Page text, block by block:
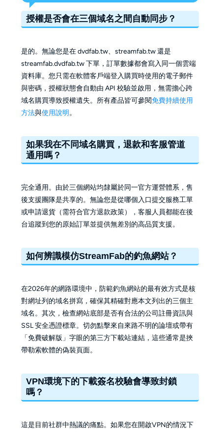
授權是否會在三個域名之間自動同步？
是的。無論您是在 dvdfab.tw、streamfab.tw 還是
streamfab.dvdfab.tw 下單，訂單數據都會寫入同一個雲端
資料庫。您只需在軟體客戶端登入購買時使用的電子郵件
與密碼，授權狀態會自動由 API 校驗並啟用，無需擔心跨
域名購買導致授權遺失。所有產品皆可參閱免費持續使用
方法與使用說明。
如果我在不同域名購買，退款和客服管道
通用嗎？
完全通用。由於三個網站均隸屬於同一官方運營體系，售
後支援團隊是共享的。無論您是從哪個入口提交服務工單
或申請退貨（需符合官方退款政策），客服人員都能在後
台追蹤到您的原始訂單並提供無差別的高品質支援。
如何辨識模仿StreamFab的釣魚網站？
在2026年的網路環境中，防範釣魚網站的最有效方式是核
對網址列的域名拼寫，確保其精確對應本文列出的三個主
域名。其次，檢查網站底部是否有合法的公司註冊資訊與
SSL 安全憑證標章。切勿點擊來自來路不明的論壇或帶有
「免費破解版」字眼的第三方下載站連結，這些通常是挾
帶勒索軟體的偽裝頁面。
VPN環境下的下載簽名校驗會導致封鎖
嗎？
這是目前社群中熱議的痛點。如果您在開啟VPN的情況下